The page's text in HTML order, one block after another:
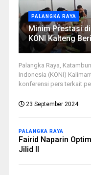
PALANGKA RAYA
Minim Prestasi
KONI Kalteng
Palangka Raya,
Indonesia (KONI)
konferensi pers terkait
23 September 2024
PALANGKA RAYA
Fairid Naparin
Jilid II